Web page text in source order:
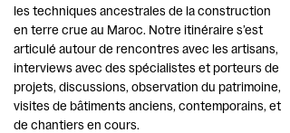
les techniques ancestrales de la construction
en terre crue au Maroc. Notre itinéraire s’est
articulé autour de rencontres avec les artisans,
interviews avec des spécialistes et porteurs de
projets, discussions, observation du patrimoine,
visites de bâtiments anciens, contemporains, et
de chantiers en cours.